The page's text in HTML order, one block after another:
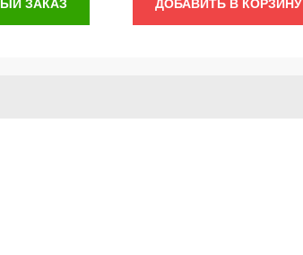
ЗАКАЗ ДОБАВИТЬ В КОРЗИНУ